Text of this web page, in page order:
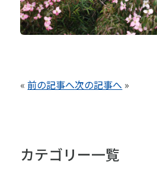
«前の記事へ次の記事へ »
カテゴリー一覧